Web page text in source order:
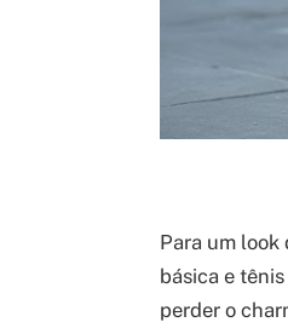
Para um look
básica e
perder o